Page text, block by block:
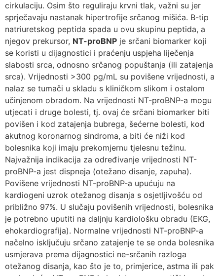
cirkulaciju. Osim što reguliraju krvni tlak, važni su jer
sprječavaju nastanak hipertrofije srčanog mišića. B-tip
natriuretskog peptida spada u ovu skupinu peptida, a
njegov prekursor, NT-proBNP je srčani biomarker koji
se koristi u dijagnostici i praćenju uspjeha liječenja
slabosti srca, odnosno srčanog popuštanja (ili zatajenja
srca). Vrijednosti >300 pg/mL su povišene vrijednosti, a
nalaz se tumači u skladu s kliničkom slikom i ostalom
učinjenom obradom. Na vrijednosti NT-proBNP-a mogu
utjecati i druge bolesti, tj. ovaj će srčani biomarker biti
povišen i kod zatajenja bubrega, šećerne bolesti, kod
akutnog koronarnog sindroma, a biti će niži kod
bolesnika koji imaju prekomjernu tjelesnu težinu.
Najvažnija indikacija za određivanje vrijednosti NT-
proBNP-a jest dispneja (otežano disanje, zapuha).
Povišene vrijednosti NT-proBNP-a upućuju na
kardiogeni uzrok otežanog disanja s osjetljivošću od
približno 97%. U slučaju povišenih vrijednosti, bolesnika
je potrebno uputiti na daljnju kardiološku obradu (EKG,
ehokardiografija). Normalne vrijednosti NT-proBNP-a
načelno isključuju srčano zatajenje te se onda bolesnika
usmjerava prema dijagnostici ne-srčanih razloga
otežanog disanja, kao što je to, primjerice, astma ili pak